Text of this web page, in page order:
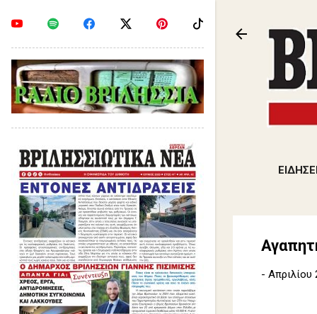
- Απριλίου